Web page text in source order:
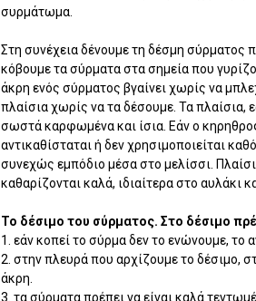
συρμάτωμα.
Στη συνέχεια δένουμε τη δέσμη σύρματος
κόβουμε τα σύρματα στα σημεία που
άκρη ενός σύρματος βγαίνει χωρίς να
πλαίσια χωρίς να τα δέσουμε. Τα πλαίσια,
σωστά καρφωμένα και ίσια. Εάν ο
αντικαθίσταται ή δεν χρησιμοποιείται
συνεχώς εμπόδιο μέσα στο μελίσσι.
καθαρίζονται καλά, ιδιαίτερα στο αυλάκι
Το δέσιμο του σύρματος. Στο δέσιμο
1. εάν κοπεί το σύρμα δεν το ενώνουμε, το
2. στην πλευρά που αρχίζουμε το δέσιμο,
άκρη.
3. τα σύρματα πρέπει να είναι καλά